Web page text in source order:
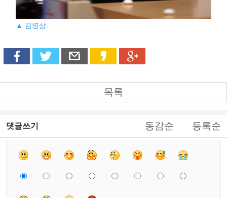
▲ 김영삼.
목록
댓글쓰기 동감순 등록순